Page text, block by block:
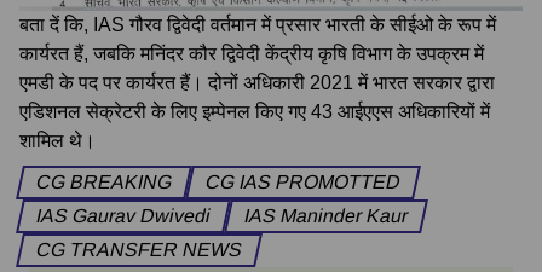
बता दें कि, IAS गौरव द्विवेदी वर्तमान में प्रसार भारती के सीईओ के रूप में
कार्यरत हैं, जबकि मनिंदर कौर द्विवेदी केंद्रीय कृषि विभाग के उपक्रम में
एमडी के पद पर कार्यरत हैं। दोनों अधिकारी 2021 में भारत सरकार द्वारा
एडिशनल सेक्रेटरी के लिए इम्पेनल किए गए 43 आईएएस अधिकारियों में
शामिल थे।
CG BREAKING
CG IAS PROMOTTED
IAS Gaurav Dwivedi
IAS Maninder Kaur
CG TRANSFER NEWS